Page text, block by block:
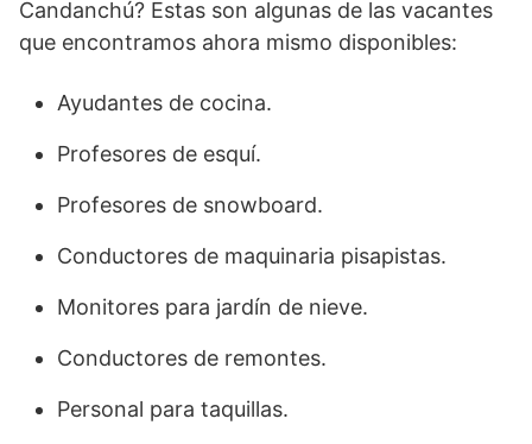
Candanchú? Estas son algunas de las vacantes
que encontramos ahora mismo disponibles:
Ayudantes de cocina.
Profesores de esquí.
Profesores de snowboard.
Conductores de maquinaria pisapistas.
Monitores para jardín de nieve.
Conductores de remontes.
Personal para taquillas.